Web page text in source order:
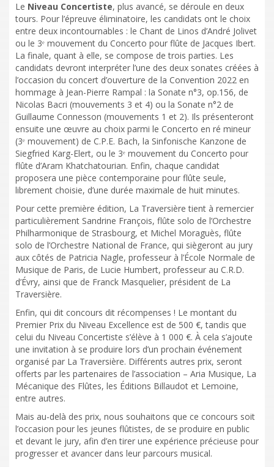
Le Niveau Concertiste, plus avancé, se déroule en deux
tours. Pour l’épreuve éliminatoire, les candidats ont le choix
entre deux incontournables : le Chant de Linos d’André Jolivet
ou le 3ᵉ mouvement du Concerto pour flûte de Jacques Ibert.
La finale, quant à elle, se compose de trois parties. Les
candidats devront interpréter l’une des deux sonates créées à
l’occasion du concert d’ouverture de la Convention 2022 en
hommage à Jean-Pierre Rampal : la Sonate n°3, op.156, de
Nicolas Bacri (mouvements 3 et 4) ou la Sonate n°2 de
Guillaume Connesson (mouvements 1 et 2). Ils présenteront
ensuite une œuvre au choix parmi le Concerto en ré mineur
(3ᵉ mouvement) de C.P.E. Bach, la Sinfonische Kanzone de
Siegfried Karg-Elert, ou le 3ᵉ mouvement du Concerto pour
flûte d’Aram Khatchatourian. Enfin, chaque candidat
proposera une pièce contemporaine pour flûte seule,
librement choisie, d’une durée maximale de huit minutes.
Pour cette première édition, La Traversière tient à remercier
particulièrement Sandrine François, flûte solo de l’Orchestre
Philharmonique de Strasbourg, et Michel Moraguès, flûte
solo de l’Orchestre National de France, qui siègeront au jury
aux côtés de Patricia Nagle, professeur à l’École Normale de
Musique de Paris, de Lucie Humbert, professeur au C.R.D.
d’Évry, ainsi que de Franck Masquelier, président de La
Traversière.
Enfin, qui dit concours dit récompenses ! Le montant du
Premier Prix du Niveau Excellence est de 500 €, tandis que
celui du Niveau Concertiste s’élève à 1 000 €. À cela s’ajoute
une invitation à se produire lors d’un prochain événement
organisé par La Traversière. Différents autres prix, seront
offerts par les partenaires de l’association – Aria Musique, La
Mécanique des Flûtes, les Éditions Billaudot et Lemoine,
entre autres.
Mais au-delà des prix, nous souhaitons que ce concours soit
l’occasion pour les jeunes flûtistes, de se produire en public
et devant le jury, afin d’en tirer une expérience précieuse pour
progresser et avancer dans leur parcours musical.